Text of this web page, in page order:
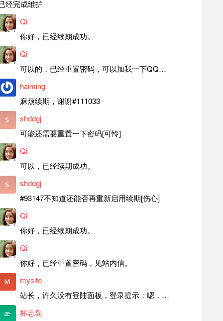
经完成维护
Qi
你好，已经续期成功。
Qi
可以的，已经重置密码，可以加我一下QQ，留言后我就发密码给你。
haiming
麻烦续期，谢谢#111033
shddgj
可能还需要重置一下密码[可怜]
Qi
可以，已经续期成功。
shddgj
#93147不知道还能否再重新启用续期[伤心]
Qi
你好，已经续期成功。
Qi
你好，已经重置密码，见站内信。
mysite
站长，许久没有登陆面板，登录提示：嗯，登录详细信息似乎不正确。请重试。 网站还可以正常使用。如果是密码问题请帮忙重置一下密码。谢谢。订单号：97790，账号：aa20210950。 站长，提交了工单，你回复续期成功，不过我的问题是面部登陆信息有问题，一直是初始密码，现在无法登陆，有时间麻烦排查一下。
标志岛